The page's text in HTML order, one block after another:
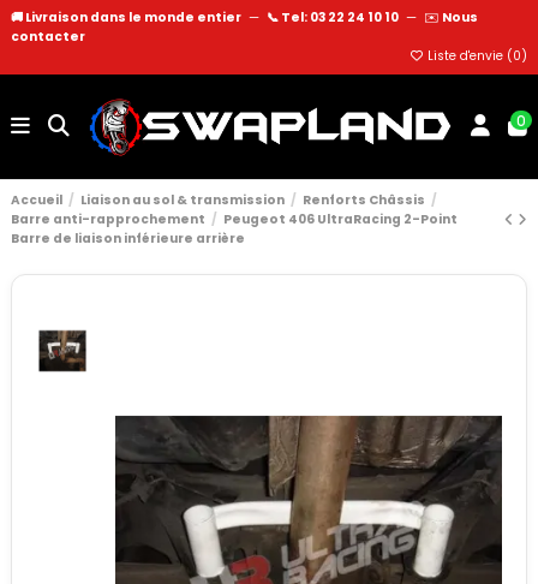
🚚 Livraison dans le monde entier — 📞 Tel: 03 22 24 10 10 — ✉️ Nous
contacter
Liste d'envie (0)
0
Accueil Liaison au sol & transmission
Renforts Châssis
Barre anti-rapprochement
Peugeot 406 UltraRacing 2-Point
Barre de liaison inférieure arrière